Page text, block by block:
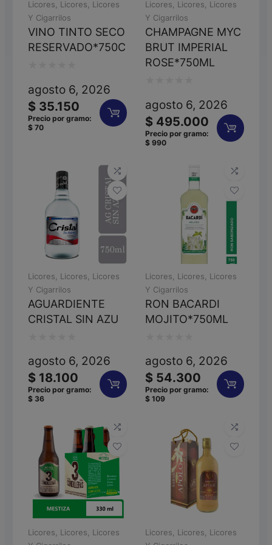
Licores, Licores, Licores
Y Cigarrilos
VINO TINTO SECO
RESERVADO*750C
con
0
de
agosto 6, 2026
$ 35.150
Precio por gramo:
$ 70
Licores, Licores, Licores
Y Cigarrilos
CHAMPAGNE MYC
BRUT IMPERIAL
ROSE*750ML
con
0
de
agosto 6, 2026
$ 495.000
Precio por gramo:
$ 990
Licores Licores
Licores
Y Cigarrilos
AGUARDIENTE
CRISTAL SIN AZU
con
0
de
agosto 6, 2026
$ 18.100
Precio por gramo:
$ 36
Licores Licores
Licores
Y Cigarrilos
RON BACARDI
MOJITO*750ML
con
0
de
agosto 6, 2026
$ 54.300
Precio por gramo:
$ 109
Licores Licores
Licores
Licores Licores
Licores